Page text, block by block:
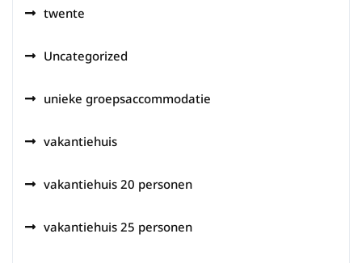
twente
Uncategorized
unieke groepsaccommodatie
vakantiehuis
vakantiehuis 20 personen
vakantiehuis 25 personen